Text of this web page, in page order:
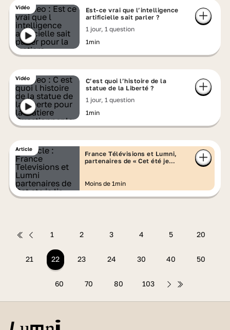
Vidéo
Est-ce vrai que l’intelligence
artificielle sait parler ?
1 jour, 1 question
1min
Vidéo
C’est quoi l’histoire de la
statue de la Liberté ?
1 jour, 1 question
1min
Article
France Télévisions et Lumni,
partenaires de « Cet été je
Moins de 1min
1 2 3 4 5 20
21 22 23 24 30 40 50
60 70 80 103